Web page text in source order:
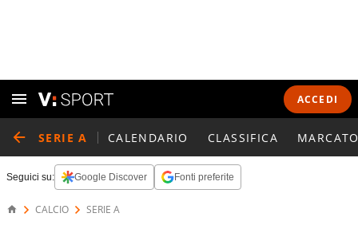
ACCEDI
SERIE A CALENDARIO CLASSIFICA
Seguici su: Google Discover Fonti preferite
CALCIO SERIE A